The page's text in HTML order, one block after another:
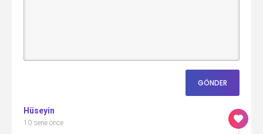
Hüseyin
10 sene önce